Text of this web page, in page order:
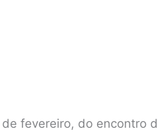
fevereiro, do encontro